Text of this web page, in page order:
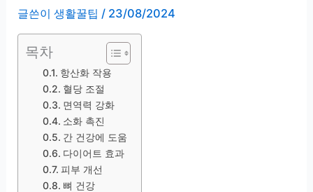
글쓴이생활꿀팁 / 23/08/2024
목차
항산화 작용
혈당 조절
면역력 강화
소화 촉진
간 건강에 도움
다이어트 효과
피부 개선
뼈 건강